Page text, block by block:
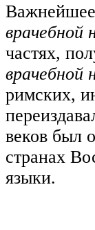
врачебной
частях,
врачебной
римских,
веков был
странах
языки.